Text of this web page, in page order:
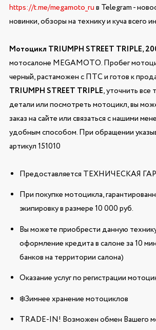
https://t.me/megamoto_ruв Telegram -
новинки, обзоры на технику и куча всего
Мотоцикл TRIUMPH STREET TRIPLE,
мотосалоне MEGAMOTO. Пробег
черный, растаможен с ПТС и готов к
TRIUMPH STREET TRIPLE, уточнить все
детали или посмотреть мотоцикл, вы
заказ на сайте или связаться с нашими
удобным способом. При обращении
артикул 151010
Предоставляется ТЕХНИЧЕСКАЯ
При покупке мотоцикла,
экипировку в размере 10 000 руб.
Вы можете приобрести данную
оформление кредита в салоне за 10
банков на территории салона)
Оказание услуг по регистрации
❄️Зимнее хранение мотоциклов
TRADE-IN! Возможен обмен Вашего